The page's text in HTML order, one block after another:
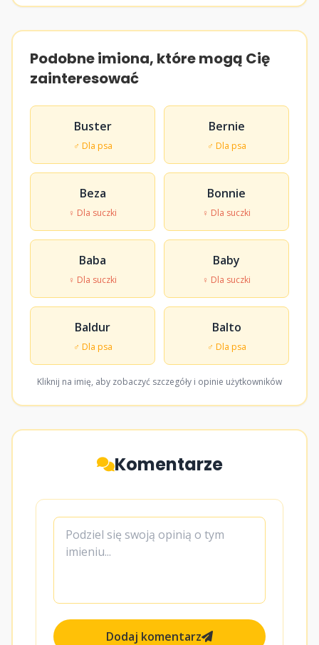
Podobne imiona, które mogą Cię
zainteresować
Buster
♂ Dla psa
Bernie
♂ Dla psa
Beza
♀ Dla suczki
Bonnie
♀ Dla suczki
Baba
♀ Dla suczki
Baby
♀ Dla suczki
Baldur
♂ Dla psa
Balto
♂ Dla psa
Kliknij na imię, aby zobaczyć szczegóły i opinie użytkowników
Komentarze
Dodaj komentarz